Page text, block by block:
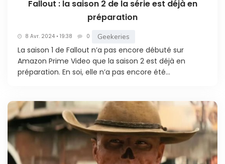
Fallout : la saison 2 de la série est déjà en
préparation
8 Avr. 2024 • 19:38 0 Geekeries
La saison 1 de Fallout n’a pas encore débuté sur
Amazon Prime Video que la saison 2 est déjà en
préparation. En soi, elle n’a pas encore été...